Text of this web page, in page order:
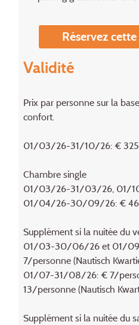
Réservez
Validité
Prix par personne sur la
confort.
01/03/26-31/10/26: € 325
Chambre single
01/03/26-31/03/26, 01/
01/04/26-30/09/26: €
Supplément si la nuitée du
01/03-30/06/26 et 01/
7/personne (Nautisch
01/07-31/08/26: € 7/
13/personne (Nautisch
Supplément si la nuitée du